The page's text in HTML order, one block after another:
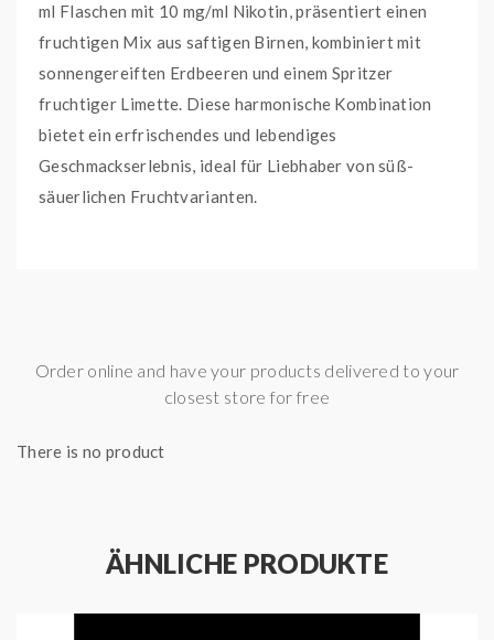
ml Flaschen mit 10 mg/ml Nikotin, präsentiert einen
fruchtigen Mix aus saftigen Birnen, kombiniert mit
sonnengereiften Erdbeeren und einem Spritzer
fruchtiger Limette. Diese harmonische Kombination
bietet ein erfrischendes und lebendiges
Geschmackserlebnis, ideal für Liebhaber von süß-
säuerlichen Fruchtvarianten.
Order online and have your products delivered to your
closest store for free
There is no product
ÄHNLICHE PRODUKTE